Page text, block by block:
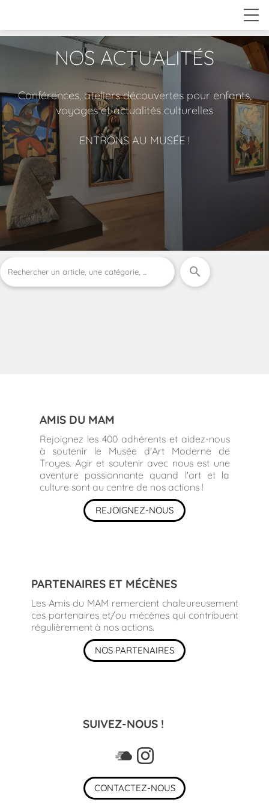
NOS ACTUALITÉS
Conférences, ateliers découvertes pour enfants,
voyages et actualités culturelles
ENTRONS AU MUSÉE !
search
AMIS DU MAM
Rejoignez les 400 adhérents et aidez-nous
à soutenir le Musée d'Art Moderne de
Troyes. Agir et soutenir avec nous est une
aventure passionnante quand l'art et la
culture sont au centre de nos actions !
REJOIGNEZ-NOUS
PARTENAIRES ET MÉCÈNES
Les Amis du MAM remercient chaleureusement
ces partenaires et/ou mécènes qui contribuent
régulièrement à nos actions.
NOS PARTENAIRES
SUIVEZ-NOUS !
CONTACTEZ-NOUS